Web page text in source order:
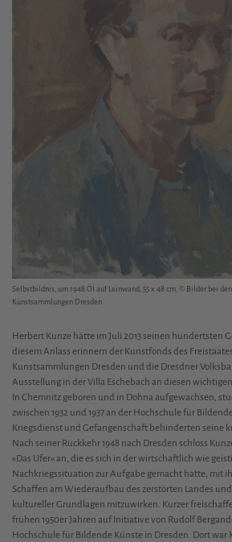
Selbstbildnis, um 1948 Öl auf Leinwand, 55 x 48 cm, © Bilder bei
Kunstsammlungen Dresden
Herbert Kunze hätte im Juli 2013 seinen hundertsten
diesem Anlass erinnern der Kunstfonds des
Kunstsammlungen Dresden und die Dresdner
Ausstellung in der Villa Eschebach an diesen
In Chemnitz geboren und in Dohna aufgewachsen,
zwischen 1932 und 1937 an der Hochschule für
Kriegsdienst und Gefangenschaft behinderten seine
Nach seiner Rückkehr 1948 nach Dresden schloss
»Das Ufer« an, die es sich in der wirtschaftlich wie
Nachkriegssituation zur Aufgabe gemacht hatte, mit
Schaffen am Wiederaufbau des zerstörten Landes
kultureller Grundlagen mitzuwirken. Kurzer
frühen 1950er Jahren auf Initiative von Rudolf
Hochschule für Bildende Künste in Dresden. Dort